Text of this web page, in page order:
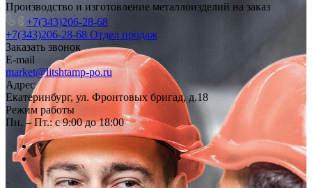
Производство и изготовление металлоизделий на заказ
+7(343)206-28-68
+7(343)206-28-68 Отдел продаж
Заказать звонок
E-mail
market@litshtamp-po.ru
Адрес
Екатеринбург, ул. Фронтовых бригад, д.18
Режим работы
Пн. – Пт.: с 9:00 до 18:00